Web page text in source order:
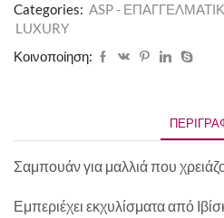
Categories: ASP -
LUXURY
Κοινοποίηση:
Σαμπουάν για μαλλιά που
Εμπεριέχει εκχυλίσματα από